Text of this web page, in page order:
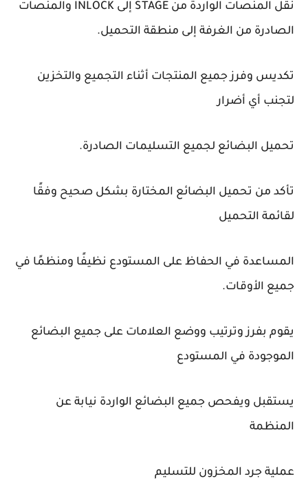
نقل المنصات الواردة من STAGE إلى INLOCK والمنصات
الصادرة من الغرفة إلى منطقة التحميل.
تكديس وفرز جميع المنتجات أثناء التجميع والتخزين
لتجنب أي أضرار
تحميل البضائع لجميع التسليمات الصادرة.
تأكد من تحميل البضائع المختارة بشكل صحيح وفقًا
لقائمة التحميل
المساعدة في الحفاظ على المستودع نظيفًا ومنظمًا في
جميع الأوقات.
يقوم بفرز وترتيب ووضع العلامات على جميع البضائع
الموجودة في المستودع
يستقبل ويفحص جميع البضائع الواردة نيابة عن
المنظمة
عملية جرد المخزون للتسليم